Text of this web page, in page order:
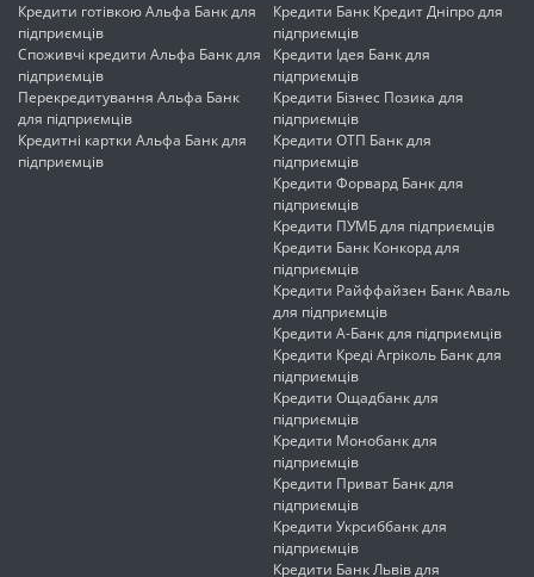
Кредити готівкою Альфа Банк для
підприємців
Споживчі кредити Альфа Банк для
підприємців
Перекредитування Альфа Банк
для підприємців
Кредитні картки Альфа Банк для
підприємців
Кредити Банк Кредит Дніпро для
підприємців
Кредити Ідея Банк для
підприємців
Кредити Бізнес Позика для
підприємців
Кредити ОТП Банк для
підприємців
Кредити Форвард Банк для
підприємців
Кредити ПУМБ для підприємців
Кредити Банк Конкорд для
підприємців
Кредити Райффайзен Банк Аваль
для підприємців
Кредити А-Банк для підприємців
Кредити Креді Агріколь Банк для
підприємців
Кредити Ощадбанк для
підприємців
Кредити Монобанк для
підприємців
Кредити Приват Банк для
підприємців
Кредити Укрсиббанк для
підприємців
Кредити Банк Львів для